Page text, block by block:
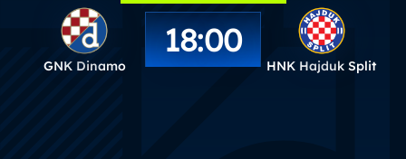
GNK Dinamo
18:00
HNK Hajduk Split